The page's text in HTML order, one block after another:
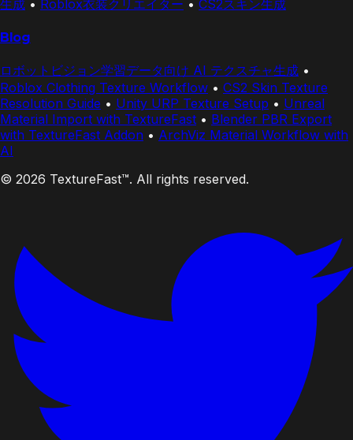
生成 • Roblox衣装クリエイター • CS2スキン生成
Blog
ロボットビジョン学習データ向け AI テクスチャ生成 •
Roblox Clothing Texture Workflow • CS2 Skin Texture
Resolution Guide • Unity URP Texture Setup • Unreal
Material Import with TextureFast • Blender PBR Export
with TextureFast Addon • ArchViz Material Workflow with
AI
© 2026 TextureFast™. All rights reserved.